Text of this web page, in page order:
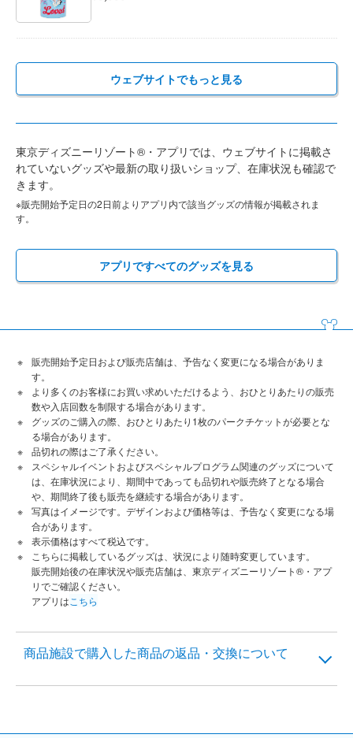
ウェブサイトでもっと見る
東京ディズニーリゾート®・アプリでは、ウェブサイトに掲載さ
れていないグッズや最新の取り扱いショップ、在庫状況も確認で
きます。
※販売開始予定日の2日前よりアプリ内で該当グッズの情報が掲載されま
す。
アプリですべてのグッズを見る
販売開始予定日および販売店舗は、予告なく変更になる場合がありま
す。
より多くのお客様にお買い求めいただけるよう、おひとりあたりの販売
数や入店回数を制限する場合があります。
グッズのご購入の際、おひとりあたり1枚のパークチケットが必要とな
る場合があります。
品切れの際はご了承ください。
スペシャルイベントおよびスペシャルプログラム関連のグッズについて
は、在庫状況により、期間中であっても品切れや販売終了となる場合
や、期間終了後も販売を継続する場合があります。
写真はイメージです。デザインおよび価格等は、予告なく変更になる場
合があります。
表示価格はすべて税込です。
こちらに掲載しているグッズは、状況により随時変更しています。
販売開始後の在庫状況や販売店舗は、東京ディズニーリゾート®・アプ
リでご確認ください。
アプリは こちら
商品施設で購入した商品の返品・交換について